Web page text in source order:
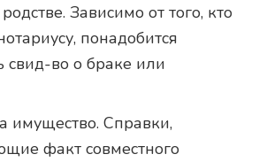
Зависимо от того, кто
понадобится
свид-во о браке или
имущество. Справки,
факт совместного